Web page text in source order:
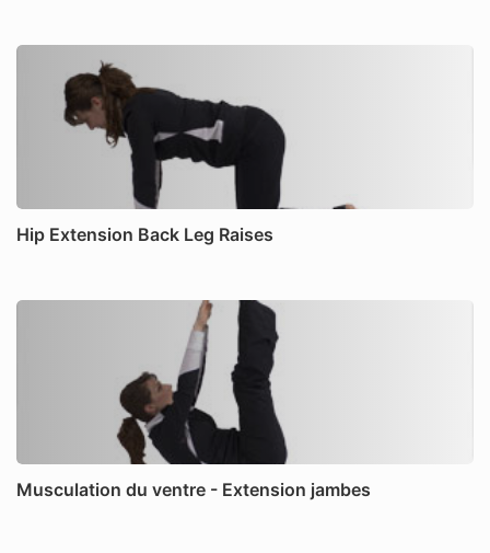
Hip Extension Back Leg Raises
Musculation du ventre - Extension jambes